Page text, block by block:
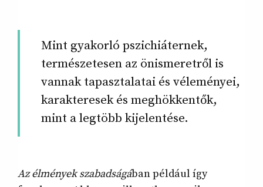
Mint gyakorló pszichiáternek,
természetesen az önismeretről is
vannak tapasztalatai és véleményei,
karakteresek és meghökkentők,
mint a legtöbb kijelentése.
Az élmények szabadságában például így